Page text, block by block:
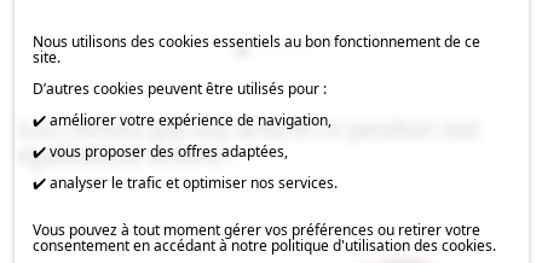
Les clients qui ont acheté ce produit ont
également acheté :
Nous utilisons des cookies essentiels au bon fonctionnement de ce
site.
D’autres cookies peuvent être utilisés pour :
✔️ améliorer votre expérience de navigation,
✔️ vous proposer des offres adaptées,
✔️ analyser le trafic et optimiser nos services.
Vous pouvez à tout moment gérer vos préférences ou retirer votre
consentement en accédant à notre politique d'utilisation des cookies.